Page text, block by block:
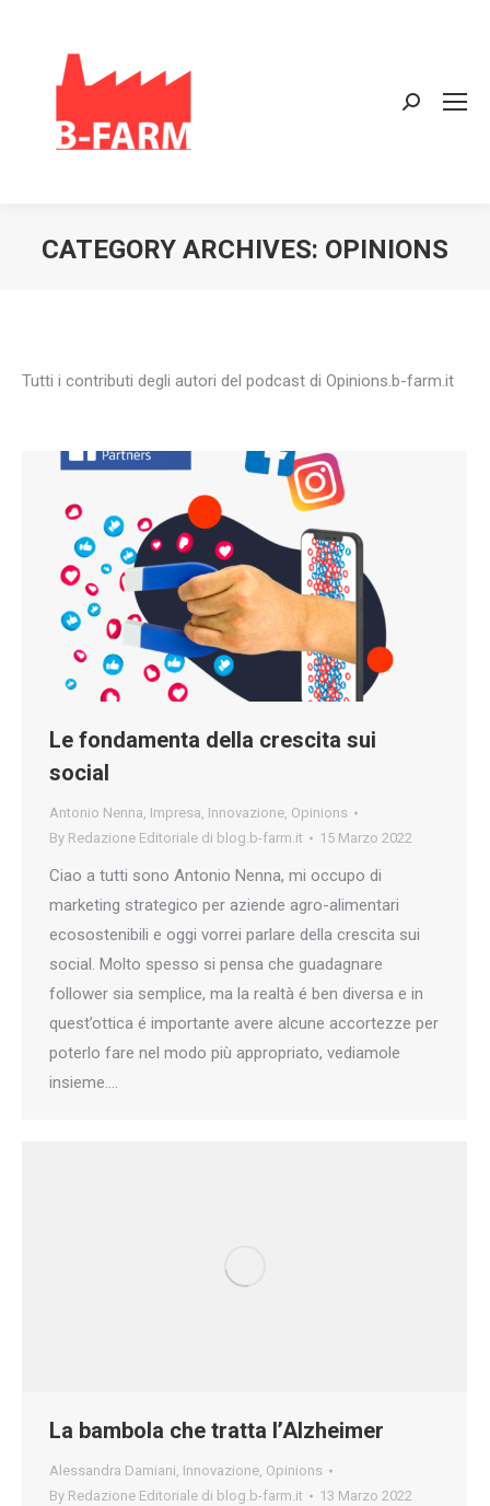
Search:
CATEGORY ARCHIVES: OPINIONS
Tutti i contributi degli autori del podcast di Opinions.b-farm.it
Le fondamenta della crescita sui
social
Antonio Nenna, Impresa, Innovazione, Opinions
By Redazione Editoriale di blog.b-farm.it 15 Marzo 2022
Ciao a tutti sono Antonio Nenna, mi occupo di
marketing strategico per aziende agro-alimentari
ecosostenibili e oggi vorrei parlare della crescita sui
social. Molto spesso si pensa che guadagnare
follower sia semplice, ma la realtà é ben diversa e in
quest’ottica é importante avere alcune accortezze per
poterlo fare nel modo più appropriato, vediamole
insieme.…
La bambola che tratta l’Alzheimer
Alessandra Damiani, Innovazione, Opinions
By Redazione Editoriale di blog.b-farm.it 13 Marzo 2022